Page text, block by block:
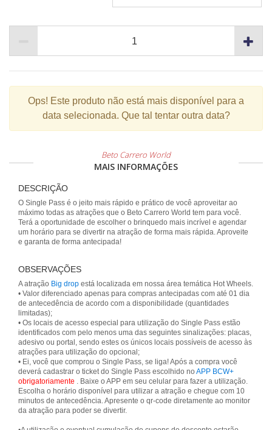
Ops! Este produto não está mais disponível para a
data selecionada. Que tal tentar outra data?
Beto Carrero World
MAIS INFORMAÇÕES
DESCRIÇÃO
O Single Pass é o jeito mais rápido e prático de você aproveitar ao
máximo todas as atrações que o Beto Carrero World tem para você.
Terá a oportunidade de escolher o brinquedo mais incrível e agendar
um horário para se divertir na atração de forma mais rápida. Aproveite
e garanta de forma antecipada!
OBSERVAÇÕES
A atração Big drop está localizada em nossa área temática Hot Wheels.
• Valor diferenciado apenas para compras antecipadas com até 01 dia
de antecedência de acordo com a disponibilidade (quantidades
limitadas);
• Os locais de acesso especial para utilização do Single Pass estão
identificados com pelo menos uma das seguintes sinalizações: placas,
adesivo ou portal, sendo estes os únicos locais possíveis de acesso às
atrações para utilização do opcional;
• Ei, você que comprou o Single Pass, se liga! Após a compra você
deverá cadastrar o ticket do Single Pass escolhido no APP BCW+
obrigatoriamente . Baixe o APP em seu celular para fazer a utilização.
Escolha o horário disponível para utilizar a atração e chegue com 10
minutos de antecedência. Apresente o qr-code diretamente ao monitor
da atração para poder se divertir.